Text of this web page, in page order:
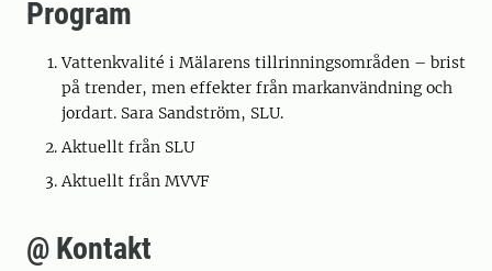
Program
Vattenkvalité i Mälarens tillrinningsområden – brist
på trender, men effekter från markanvändning och
jordart. Sara Sandström, SLU.
Aktuellt från SLU
Aktuellt från MVVF
@ Kontakt